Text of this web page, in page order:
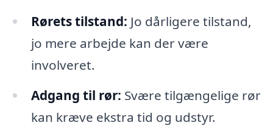
Rørets tilstand: Jo dårligere tilstand,
jo mere arbejde kan der være
involveret.
Adgang til rør: Svære tilgængelige rør
kan kræve ekstra tid og udstyr.